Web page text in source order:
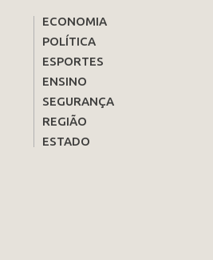
ECONOMIA
POLÍTICA
ESPORTES
ENSINO
SEGURANÇA
REGIÃO
ESTADO